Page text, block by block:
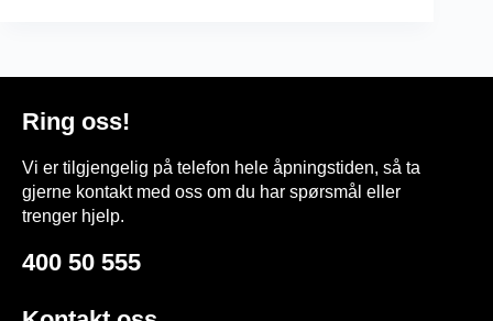
Ring oss!
Vi er tilgjengelig på telefon hele åpningstiden, så ta
gjerne kontakt med oss om du har spørsmål eller
trenger hjelp.
400 50 555